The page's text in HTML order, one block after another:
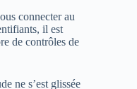
connecter au
il est
de contrôles de
ne s’est glissée